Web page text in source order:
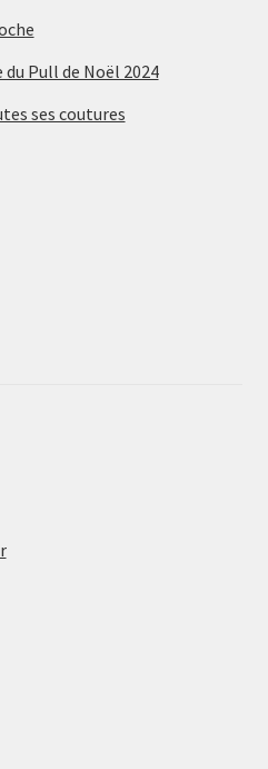
Pull de Noël 2024
ses coutures